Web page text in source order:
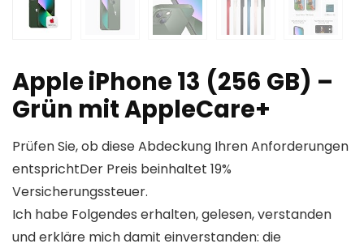
Apple iPhone 13 (256 GB) –
Grün mit AppleCare+
Prüfen Sie, ob diese Abdeckung Ihren Anforderungen
entsprichtDer Preis beinhaltet 19%
Versicherungssteuer.
Ich habe Folgendes erhalten, gelesen, verstanden
und erkläre mich damit einverstanden: die